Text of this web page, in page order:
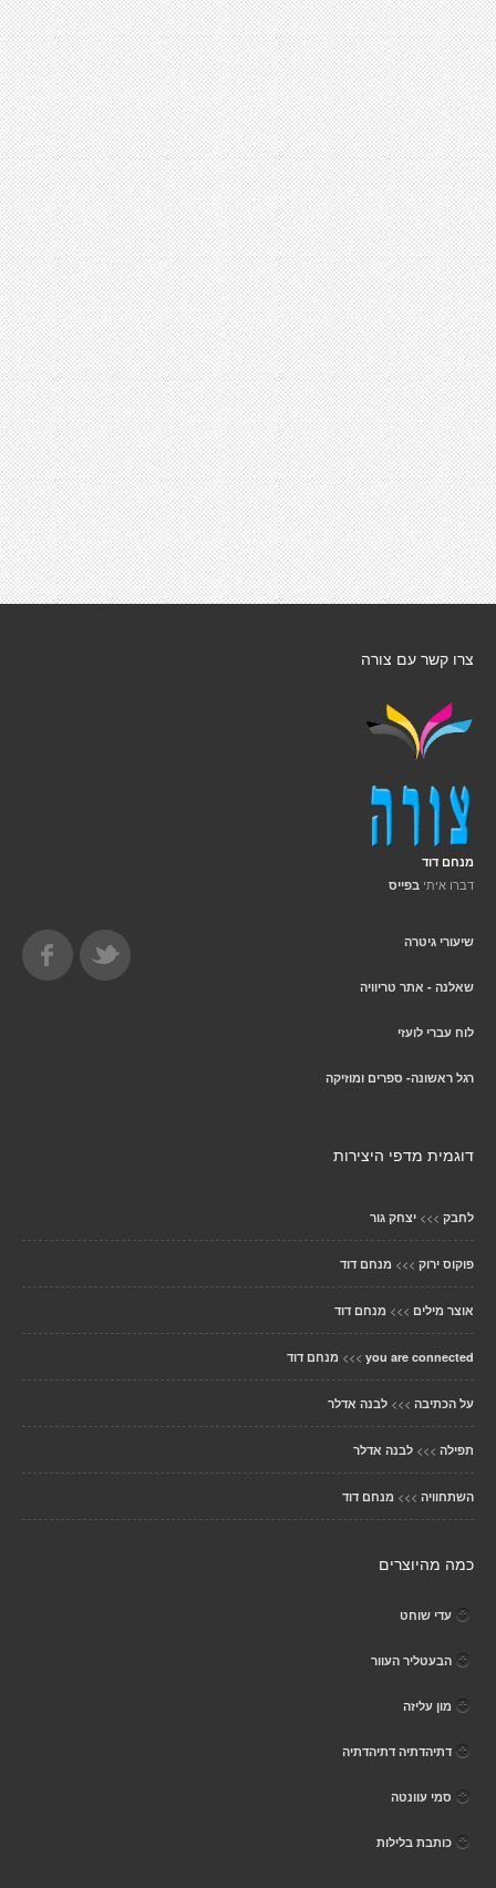
צרו קשר עם צורה
מנחם דוד
דברו איתי בפייס
שיעורי גיטרה
שאלנה - אתר טריוויה
לוח עברי לועזי
רגל ראשונה- ספרים ומוזיקה
דוגמית מדפי היצירות
לחבק >>> יצחק גור
פוקוס ירוק >>> מנחם דוד
אוצר מילים >>> מנחם דוד
you are connected
>>> מנחם דוד
על הכתיבה >>> לבנה אדלר
תפילה >>> לבנה אדלר
השתחוויה >>> מנחם דוד
כמה מהיוצרים
עדי שוחט
הבעטליר העוור
מון עליזה
דתיהדתיה דתיהדתיה
סמי עוונטה
כותבת בלילות